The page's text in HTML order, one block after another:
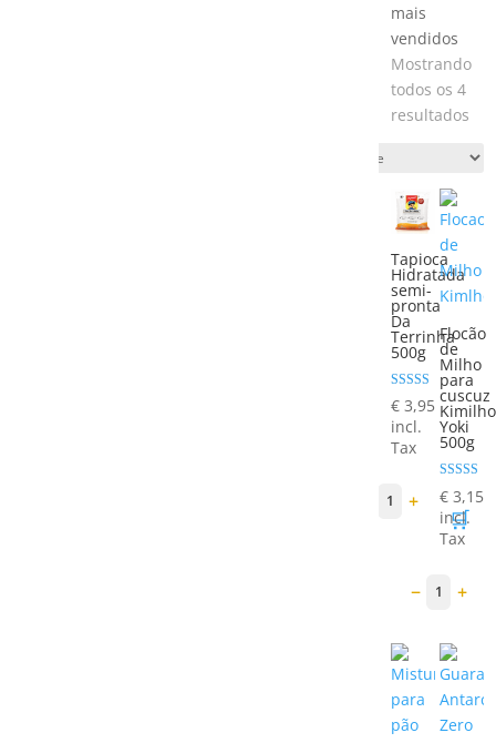
mais
vendidos
Mostrando
todos os 4
resultados
Tapioca
Hidratada
semi-
pronta
Da
Terrinha
500g
Avaliação
5.00
de 5
€3,95
incl.
Tax
1 +
🛒
Flocão
de
Milho
para
cuscuz
Kimilho
Yoki
500g
Avaliação
5.00
de 5
€3,15
incl.
Tax
− 1 +